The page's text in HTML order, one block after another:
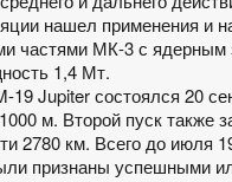
нашел применения и
частями МК-3 с ядерным
1,4 Мт.
19 Jupiter состоялся 20
м. Второй пуск также
2780 км. Всего до июля
признаны успешными